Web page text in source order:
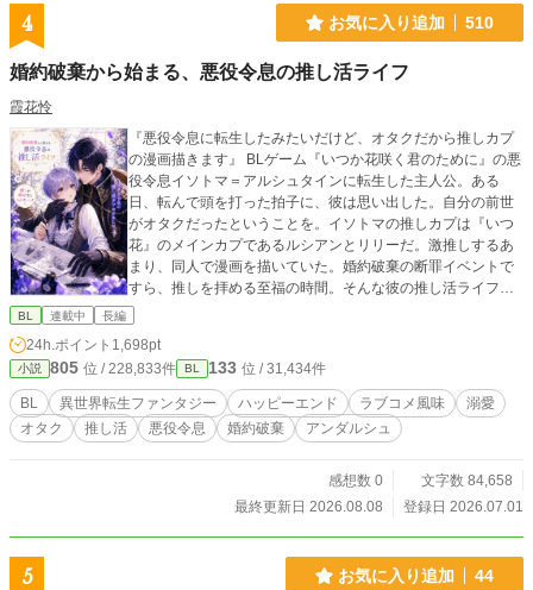
4 お気に入り追加 510
婚約破棄から始まる、悪役令息の推し活ライフ
霞花怜
『悪役令息に転生したみたいだけど、オタクだから推しカプ
の漫画描きます』 BLゲーム『いつか花咲く君のために』の悪
役令息イソトマ＝アルシュタインに転生した主人公。ある
日、転んで頭を打った拍子に、彼は思い出した。自分の前世
がオタクだったということを。イソトマの推しカプは『いつ
花』のメインカプであるルシアンとリリーだ。激推しするあ
まり、同人で漫画を描いていた。婚約破棄の断罪イベントで
すら、推しを拝める至福の時間。そんな彼の推し活ライフ
は、まさに婚約破棄から始まる。推しを愛でるため、イソト
も、オタク仲間のアルエと漫画を描く楽しい日々を満喫中。
推しキャラである護衛騎士のディルクとも、何となく仲良く
なれて、楽しくなってきた。なのに、ゲーム主人公のリリー
の様子が、おかしくて……。どうしてみんな、ゲームと違う
の！ オタク令息が推しを愛でながら漫画を描き、自分の恋
BL 連載中 長編
24h.ポイント 1,698pt
小説 805 位 / 228,833件 BL 133 位 / 31,434件
BL 異世界転生ファンタジー ハッピーエンド ラブコメ風味
溺愛
オタク
推し活 悪役令息 婚約破棄 アンダルシュ
感想数 0
文字数 84,658
最終更新日 2026.08.08
登録日 2026.07.01
5 お気に入り追加 44